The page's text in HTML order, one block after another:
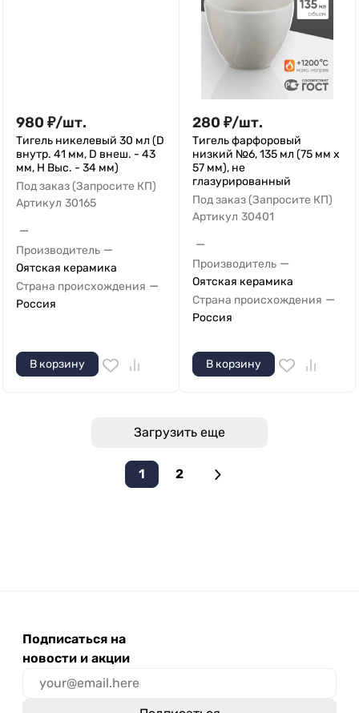
980 ₽/шт.
Тигель никелевый 30 мл (D
внутр. 41 мм, D внеш. - 43
мм, H Выс. - 34 мм)
Под заказ (Запросите КП)
Артикул 30165
—
Производитель —
Оятская керамика
Страна происхождения —
Россия
В корзину
280 ₽/шт.
Тигель фарфоровый
низкий №6, 135 мл (75 мм х
57 мм), не
глазурированный
Под заказ (Запросите КП)
Артикул 30401
—
Производитель —
Оятская керамика
Страна происхождения —
Россия
В корзину
Загрузить еще
1 2
Подписаться на
новости и акции